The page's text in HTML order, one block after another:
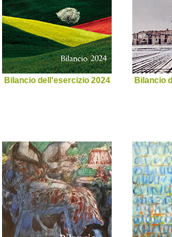
Bilancio
Bilancio dell'esercizio 2024